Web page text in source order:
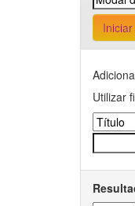
Utilizar